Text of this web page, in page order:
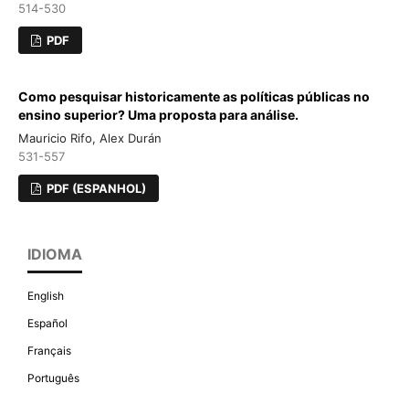
514-530
PDF
Como pesquisar historicamente as políticas públicas no
ensino superior? Uma proposta para análise.
Mauricio Rifo, Alex Durán
531-557
PDF (ESPANHOL)
IDIOMA
English
Español
Français
Português